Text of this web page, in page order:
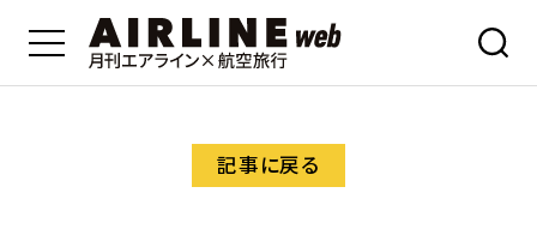
記事に戻る